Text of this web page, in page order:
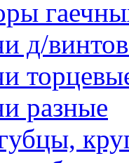
д/
разные